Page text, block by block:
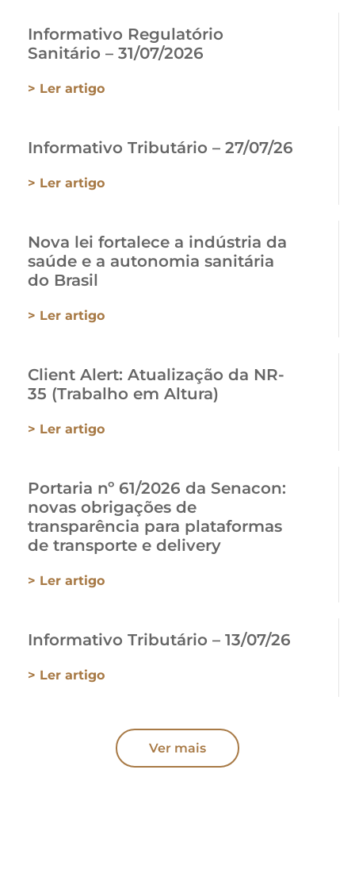
Informativo Regulatório
Sanitário – 31/07/2026
> Ler artigo
Informativo Tributário – 27/07/26
> Ler artigo
Nova lei fortalece a indústria da
saúde e a autonomia sanitária
do Brasil
> Ler artigo
Client Alert: Atualização da NR-
35 (Trabalho em Altura)
> Ler artigo
Portaria nº 61/2026 da Senacon:
novas obrigações de
transparência para plataformas
de transporte e delivery
> Ler artigo
Informativo Tributário – 13/07/26
> Ler artigo
Ver mais